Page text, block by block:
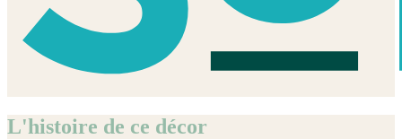
L'histoire de ce décor